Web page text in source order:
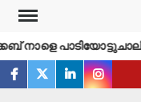
Skip
content
facebook
twitterlinkedin